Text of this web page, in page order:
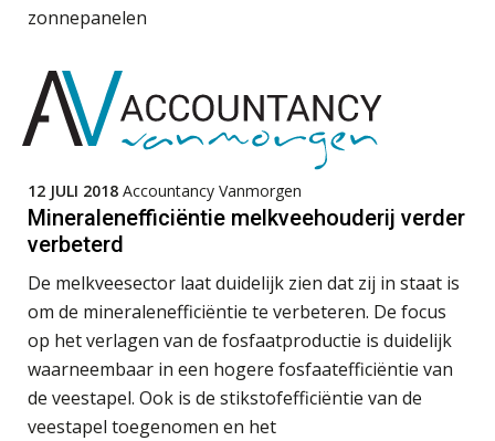
zonnepanelen
12 JULI 2018 Accountancy Vanmorgen
Mineralenefficiëntie melkveehouderij verder
verbeterd
De melkveesector laat duidelijk zien dat zij in staat is
om de mineralenefficiëntie te verbeteren. De focus
op het verlagen van de fosfaatproductie is duidelijk
waarneembaar in een hogere fosfaatefficiëntie van
de veestapel. Ook is de stikstofefficiëntie van de
veestapel toegenomen en het
Werven op klik is willekeurig. Zo
verminder je verloop structureel.
Buy & build: urenregistratie als
verborgen EBITDA-hefboom
ABN Amro slokt NIBC op: wat deze
Boekhoudlandschap sterk
gefragmenteerd, softwarekampioen
ontbreekt (nog) in Europa
Hoe Hoek en Blok het
ondertekenproces drastisch
verbeterde
Accountant Agri & Food – Uden
aaff